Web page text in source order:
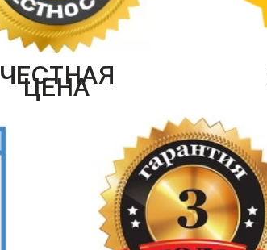
ЧЕСТНАЯ
ЦЕНА